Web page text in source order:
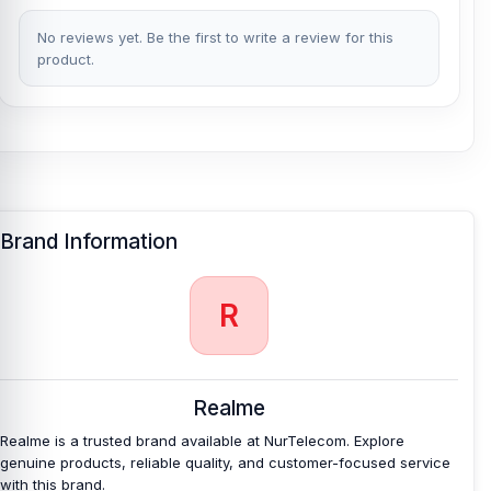
No reviews yet. Be the first to write a review for this
product.
Brand Information
R
Realme
Realme is a trusted brand available at NurTelecom. Explore
genuine products, reliable quality, and customer-focused service
with this brand.